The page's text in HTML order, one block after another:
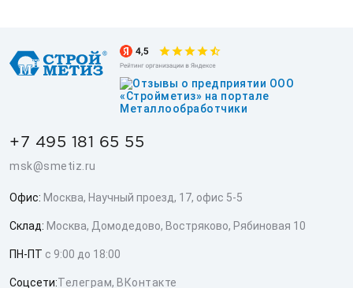
+7 495 181 65 55
msk@smetiz.ru
Офис: Москва, Научный проезд, 17, офис 5-5
Склад: Москва, Домодедово, Востряково, Рябиновая 10
ПН-ПТ с 9:00 до 18:00
Соцсети:Телеграм, ВКонтакте